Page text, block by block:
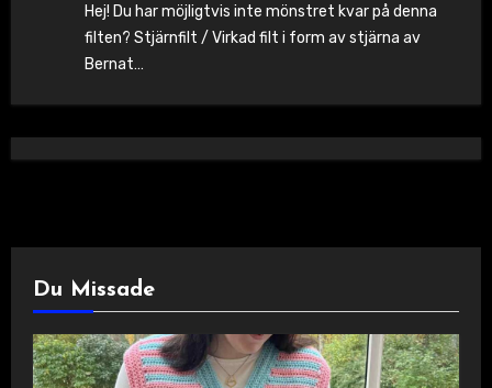
Hej! Du har möjligtvis inte mönstret kvar på denna
filten? Stjärnfilt / Virkad filt i form av stjärna av
Bernat…
Du Missade